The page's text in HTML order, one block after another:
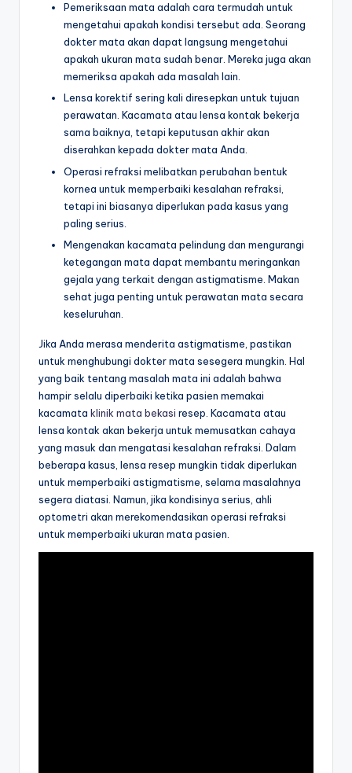
Pemeriksaan mata adalah cara termudah untuk
mengetahui apakah kondisi tersebut ada. Seorang
dokter mata akan dapat langsung mengetahui
apakah ukuran mata sudah benar. Mereka juga akan
memeriksa apakah ada masalah lain.
Lensa korektif sering kali diresepkan untuk tujuan
perawatan. Kacamata atau lensa kontak bekerja
sama baiknya, tetapi keputusan akhir akan
diserahkan kepada dokter mata Anda.
Operasi refraksi melibatkan perubahan bentuk
kornea untuk memperbaiki kesalahan refraksi,
tetapi ini biasanya diperlukan pada kasus yang
paling serius.
Mengenakan kacamata pelindung dan mengurangi
ketegangan mata dapat membantu meringankan
gejala yang terkait dengan astigmatisme. Makan
sehat juga penting untuk perawatan mata secara
keseluruhan.
Jika Anda merasa menderita astigmatisme, pastikan
untuk menghubungi dokter mata sesegera mungkin. Hal
yang baik tentang masalah mata ini adalah bahwa
hampir selalu diperbaiki ketika pasien memakai
kacamata klinik mata bekasi resep. Kacamata atau
lensa kontak akan bekerja untuk memusatkan cahaya
yang masuk dan mengatasi kesalahan refraksi. Dalam
beberapa kasus, lensa resep mungkin tidak diperlukan
untuk memperbaiki astigmatisme, selama masalahnya
segera diatasi. Namun, jika kondisinya serius, ahli
optometri akan merekomendasikan operasi refraksi
untuk memperbaiki ukuran mata pasien.